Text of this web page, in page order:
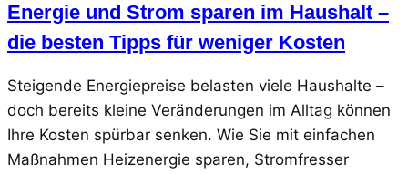
Energie und Strom sparen im Haushalt –
die besten Tipps für weniger Kosten
Steigende Energiepreise belasten viele Haushalte –
doch bereits kleine Veränderungen im Alltag können
Ihre Kosten spürbar senken. Wie Sie mit einfachen
Maßnahmen Heizenergie sparen, Stromfresser